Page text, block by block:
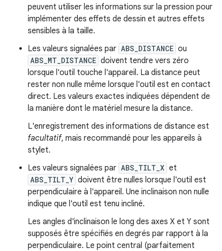
peuvent utiliser les informations sur la pression pour
implémenter des effets de dessin et autres effets
sensibles à la taille.
Les valeurs signalées par ABS_DISTANCE ou
ABS_MT_DISTANCE doivent tendre vers zéro
lorsque l'outil touche l'appareil. La distance peut
rester non nulle même lorsque l'outil est en contact
direct. Les valeurs exactes indiquées dépendent de
la manière dont le matériel mesure la distance.
L'enregistrement des informations de distance est
facultatif, mais recommandé pour les appareils à
stylet.
Les valeurs signalées par ABS_TILT_X et
ABS_TILT_Y doivent être nulles lorsque l'outil est
perpendiculaire à l'appareil. Une inclinaison non nulle
indique que l'outil est tenu incliné.
Les angles d'inclinaison le long des axes X et Y sont
supposés être spécifiés en degrés par rapport à la
perpendiculaire. Le point central (parfaitement